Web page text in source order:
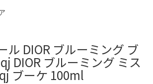
ル DIOR ブルーミング ブ
DIOR ブルーミング ミス
ブーケ 100ml